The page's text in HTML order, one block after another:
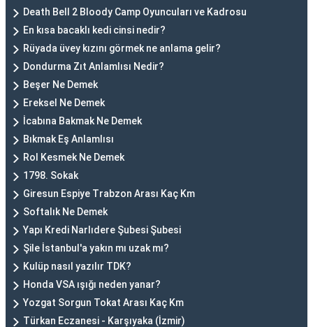
Death Bell 2 Bloody Camp Oyuncuları ve Kadrosu
En kısa bacaklı kedi cinsi nedir?
Rüyada üvey kızını görmek ne anlama gelir?
Dondurma Zıt Anlamlısı Nedir?
Beşer Ne Demek
Ereksel Ne Demek
İcabına Bakmak Ne Demek
Bıkmak Eş Anlamlısı
Rol Kesmek Ne Demek
1798. Sokak
Giresun Espiye Trabzon Arası Kaç Km
Softalık Ne Demek
Yapı Kredi Narlıdere Şubesi Şubesi
Şile İstanbul'a yakın mı uzak mı?
Kulüp nasıl yazılır TDK?
Honda VSA ışığı neden yanar?
Yozgat Sorgun Tokat Arası Kaç Km
Türkan Eczanesi - Karşıyaka (İzmir)